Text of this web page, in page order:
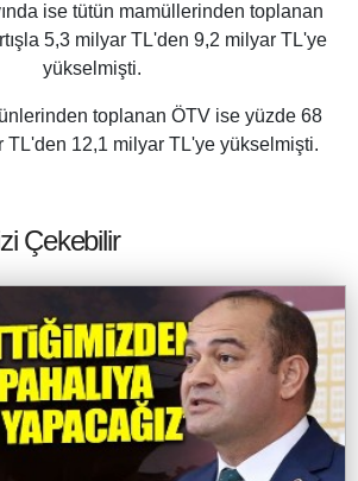
ise tütün mamüllerinden toplanan
5,3 milyar TL'den 9,2 milyar TL'ye
yükselmişti.
toplanan ÖTV ise yüzde 68
TL'den 12,1 milyar TL'ye yükselmişti.
Çekebilir